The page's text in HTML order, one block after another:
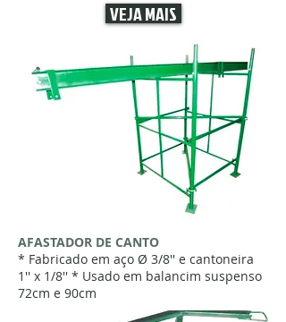
AFASTADOR DE CANTO
* Fabricado em aço Ø 3/8'' e cantoneira
1'' x 1/8'' * Usado em balancim suspenso
72cm e 90cm
VEJA MAIS